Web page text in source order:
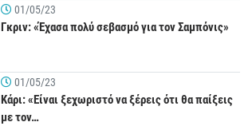
01/05/23
Γκριν: «Έχασα πολύ σεβασμό για τον Σαμπόνις»
01/05/23
Κάρι: «Είναι ξεχωριστό να ξέρεις ότι θα παίξεις
με τον…